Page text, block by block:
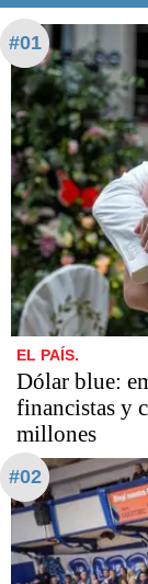
#01
EL PAÍS.
Dólar blue:
financistas y
millones
#02